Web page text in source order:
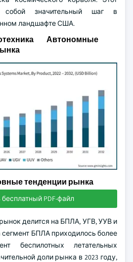
собой значительный шаг в
ландшафте США.
Автономные
тенденции рынка
бесплатный PDF-файл
делится на БПЛА, УГВ, УУВ и
сегмент БПЛА приходилось более
беспилотных летательных
доли рынка в 2023 году,